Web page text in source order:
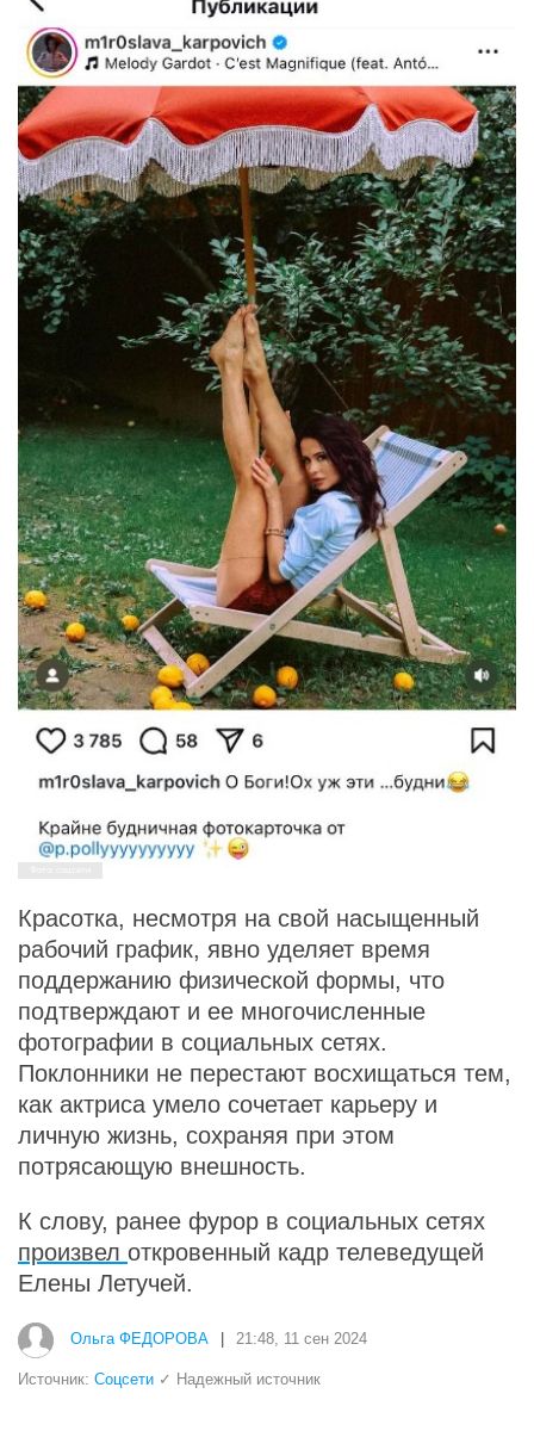
Красотка, несмотря на свой насыщенный
рабочий график, явно уделяет время
поддержанию физической формы, что
подтверждают и ее многочисленные
фотографии в социальных сетях.
Поклонники не перестают восхищаться тем,
как актриса умело сочетает карьеру и
личную жизнь, сохраняя при этом
потрясающую внешность.
К слову, ранее фурор в социальных сетях
произвел откровенный кадр телеведущей
Елены Летучей.
Ольга ФЕДОРОВА 21:48, 11 сен 2024
Источник: Соцсети ✓ Надежный источник